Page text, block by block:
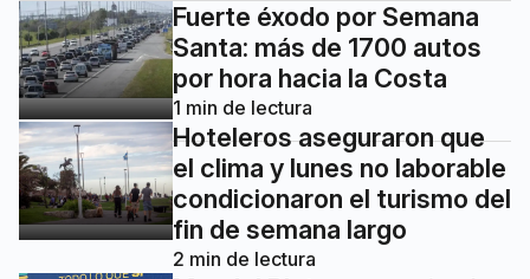
Fuerte éxodo por Semana
Santa: más de 1700 autos
por hora hacia la Costa
1 min de lectura
Hoteleros aseguraron que
el clima y lunes no laborable
condicionaron el turismo del
fin de semana largo
2 min de lectura